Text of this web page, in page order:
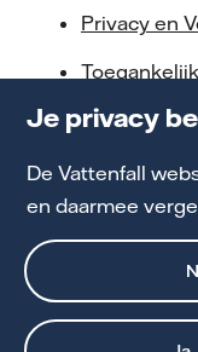
Je privacy
De Vattenfall
en daarmee
Privacy en
Partnerships
Werken bij